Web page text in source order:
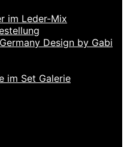
im Leder-Mix
Design by Gabi
im Set Galerie